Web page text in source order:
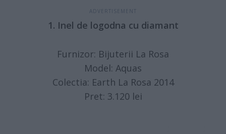
1. Inel de logodna cu diamant
Furnizor: Bijuterii La Rosa
Model: Aquas
Colectia: Earth La Rosa 2014
Pret: 3.120 lei